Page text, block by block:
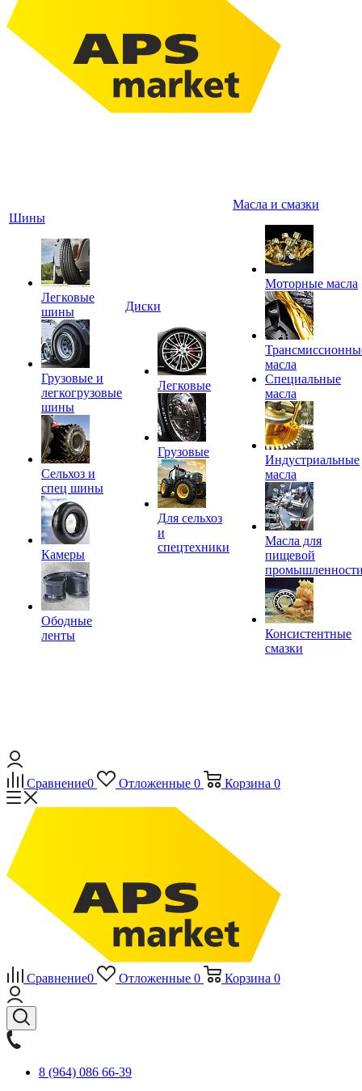
Шины
Легковые
шины
Грузовые и
легкогрузовые
шины
Сельхоз и
спец шины
Камеры
Ободные
ленты
Диски
Легковые
Грузовые
Для сельхоз
и
спецтехники
Масла и смазки
Моторные масла
масла
Специальные
масла
Индустриальные
масла
Масла для
пищевой
Консистентные
смазки
Сравнение0 Отложенные 0 Корзина 0
Сравнение0 Отложенные 0 Корзина 0
8 (964) 086 66-39